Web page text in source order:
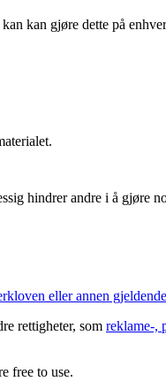
kan gjøre dette på
hindrer andre i å gjøre
eller annen
rettigheter, som reklame-,
free to use.